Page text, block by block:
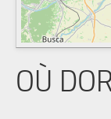
OÙ